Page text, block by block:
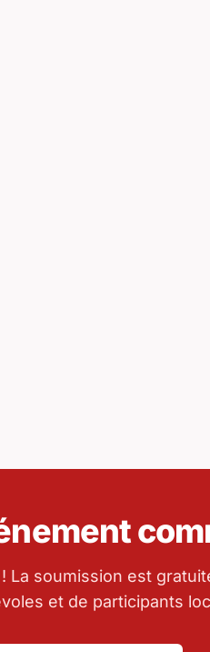
La soumission est
et de participants